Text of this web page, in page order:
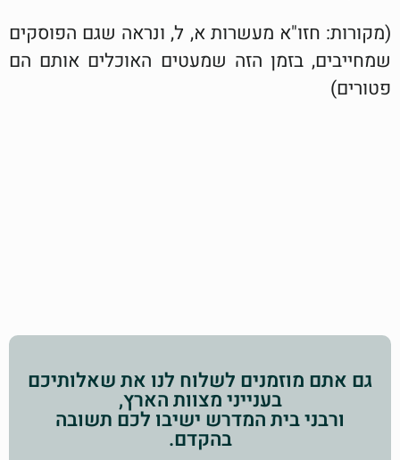
(מקורות: חזו"א מעשרות א, ל, ונראה שגם הפוסקים
שמחייבים, בזמן הזה שמעטים האוכלים אותם הם
פטורים)
גם אתם מוזמנים לשלוח לנו את שאלותיכם
בענייני מצוות הארץ,
ורבני בית המדרש ישיבו לכם תשובה
בהקדם.